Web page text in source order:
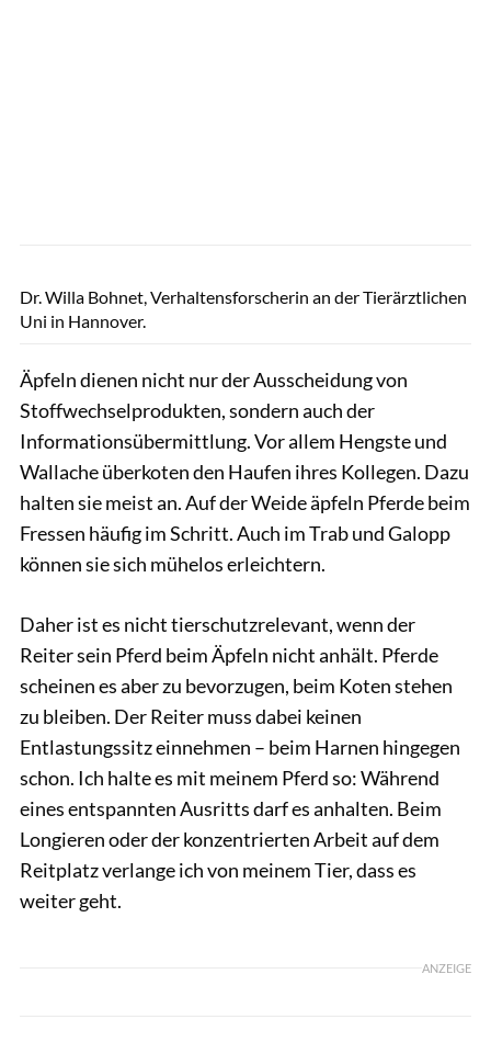
Dr. Willa Bohnet, Verhaltensforscherin an der Tierärztlichen
Uni in Hannover.
Äpfeln dienen nicht nur der Ausscheidung von
Stoffwechselprodukten, sondern auch der
Informationsübermittlung. Vor allem Hengste und
Wallache überkoten den Haufen ihres Kollegen. Dazu
halten sie meist an. Auf der Weide äpfeln Pferde beim
Fressen häufig im Schritt. Auch im Trab und Galopp
können sie sich mühelos erleichtern.
Daher ist es nicht tierschutzrelevant, wenn der
Reiter sein Pferd beim Äpfeln nicht anhält. Pferde
scheinen es aber zu bevorzugen, beim Koten stehen
zu bleiben. Der Reiter muss dabei keinen
Entlastungssitz einnehmen – beim Harnen hingegen
schon. Ich halte es mit meinem Pferd so: Während
eines entspannten Ausritts darf es anhalten. Beim
Longieren oder der konzentrierten Arbeit auf dem
Reitplatz verlange ich von meinem Tier, dass es
weiter geht.
ANZEIGE